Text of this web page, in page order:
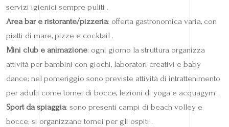
servizi igienici sempre puliti .
Area bar e ristorante/pizzeria: offerta gastronomica varia, con
piatti di mare, pizze e cocktail .
Mini club e animazione: ogni giorno la struttura organizza
attività per bambini con giochi, laboratori creativi e baby
dance; nel pomeriggio sono previste attività di intrattenimento
per adulti come tornei di bocce, lezioni di yoga e acquagym .
Sport da spiaggia: sono presenti campi di beach volley e
bocce; si organizzano tornei per gli ospiti .